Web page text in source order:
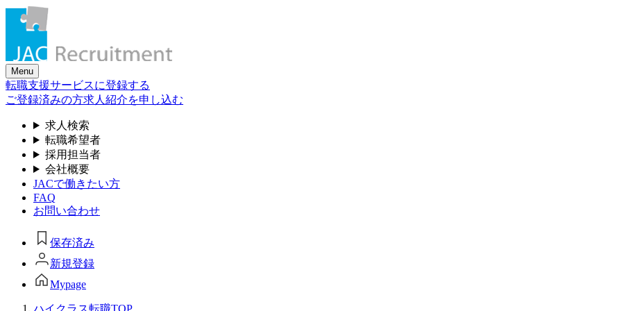
Skip
content
Menu
転職支援サービスに登録する
ご登録済みの方求人紹介を申し込む
求人検索
転職希望者
採用担当者
会社概要
JACで働きたい方
FAQ
お問い合わせ
保存済み
新規登録
Mypage
ハイクラス転職TOP